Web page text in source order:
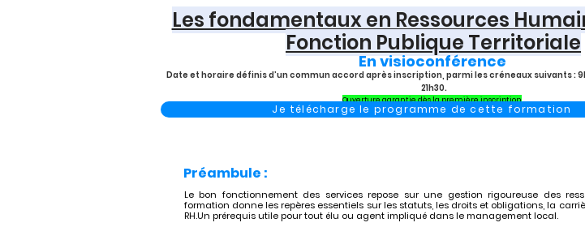
Les fondamentaux en Ressources
Fonction Publique Territoriale
En visioconférence
Date et horaire définis d’un commun accord après inscription, parmi les créneaux suivants :
21h30.
Ouverture garantie dès la première inscription
Préambule :
Le bon fonctionnement des services repose sur une gestion rigoureuse des
formation donne les repères essentiels sur les statuts, les droits et obligations, la
RH.Un prérequis utile pour tout élu ou agent impliqué dans le management local.
Je télécharge le programme de cette formation